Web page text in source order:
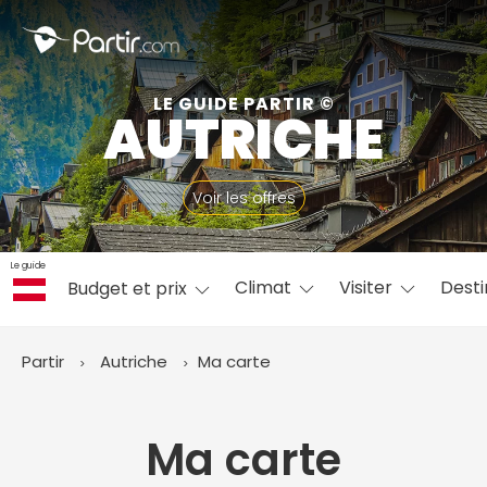
LE GUIDE PARTIR ©
AUTRICHE
Voir les offres
Le guide
Budget et prix Climat Visiter
Partir Autriche Ma carte
Ma carte
Fermer
📍 Destinations populaires
☀️ Où partir par mois
Juillet
Août Septembre